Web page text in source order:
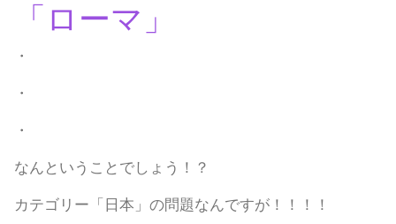
「ローマ」
・
・
・
なんということでしょう！？
カテゴリー「日本」の問題なんですが！！！！